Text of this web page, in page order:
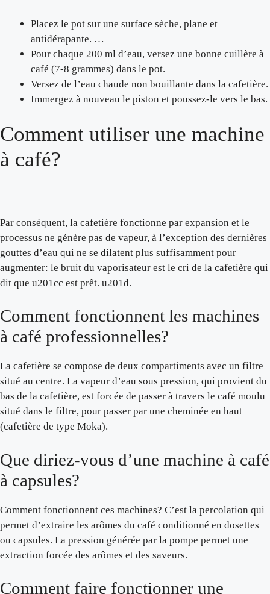
Placez le pot sur une surface sèche, plane et
antidérapante. …
Pour chaque 200 ml d’eau, versez une bonne cuillère à
café (7-8 grammes) dans le pot.
Versez de l’eau chaude non bouillante dans la cafetière.
Immergez à nouveau le piston et poussez-le vers le bas.
Comment utiliser une machine
à café?
Par conséquent, la cafetière fonctionne par expansion et le
processus ne génère pas de vapeur, à l’exception des dernières
gouttes d’eau qui ne se dilatent plus suffisamment pour
augmenter: le bruit du vaporisateur est le cri de la cafetière qui
dit que u201cc est prêt. u201d.
Comment fonctionnent les machines
à café professionnelles?
La cafetière se compose de deux compartiments avec un filtre
situé au centre. La vapeur d’eau sous pression, qui provient du
bas de la cafetière, est forcée de passer à travers le café moulu
situé dans le filtre, pour passer par une cheminée en haut
(cafetière de type Moka).
Que diriez-vous d’une machine à café
à capsules?
Comment fonctionnent ces machines? C’est la percolation qui
permet d’extraire les arômes du café conditionné en dosettes
ou capsules. La pression générée par la pompe permet une
extraction forcée des arômes et des saveurs.
Comment faire fonctionner une